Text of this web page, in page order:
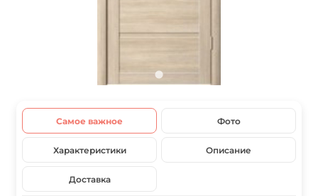
Самое важное Фото
Характеристики Описание
Доставка